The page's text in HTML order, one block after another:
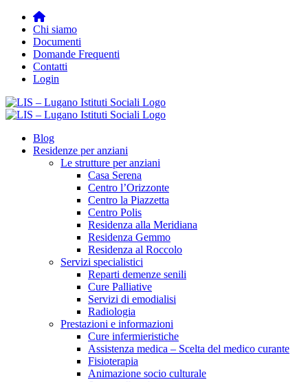
Salta
contenuto
Chi siamo
Documenti
Domande Frequenti
Contatti
Login
Blog
Residenze per anziani
Le strutture per anziani
Casa Serena
Centro l’Orizzonte
Centro la Piazzetta
Centro Polis
Residenza alla Meridiana
Residenza Gemmo
Residenza al Roccolo
Servizi specialistici
Reparti demenze senili
Cure Palliative
Servizi di emodialisi
Radiologia
Prestazioni e informazioni
Cure infermieristiche
Assistenza medica – Scelta del medico curante
Fisioterapia
Animazione socio culturale